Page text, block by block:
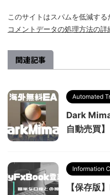
このサイトはスパムを低減す
コメントデータの処理方法の
関連記事
Automated
Dark
自動売買】
Information
【保存版